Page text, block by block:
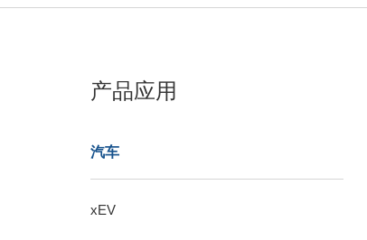
产品应用
汽车
xEV